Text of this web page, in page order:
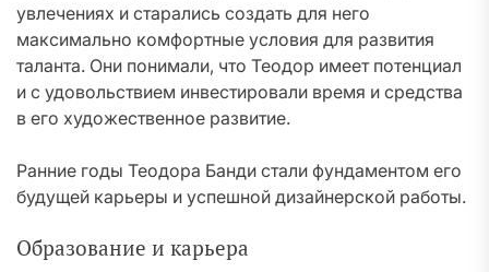
увлечениях и старались создать для него
максимально комфортные условия для развития
таланта. Они понимали, что Теодор имеет потенциал
и с удовольствием инвестировали время и средства
в его художественное развитие.
Ранние годы Теодора Банди стали фундаментом его
будущей карьеры и успешной дизайнерской работы.
Образование и карьера